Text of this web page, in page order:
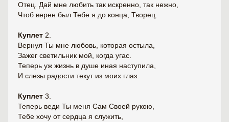
Отец. Дай мне любить так искренно, так нежно,
Чтоб верен был Тебе я до конца, Творец.
Куплет 2.
Вернул Ты мне любовь, которая остыла,
Зажег светильник мой, когда угас.
Теперь уж жизнь в душе иная наступила,
И слезы радости текут из моих глаз.
Куплет 3.
Теперь веди Ты меня Сам Своей рукою,
Тебе хочу от сердца я служить,